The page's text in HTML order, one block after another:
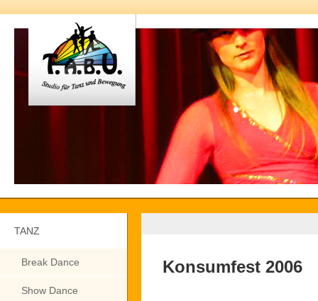
TANZ
Break Dance
Show Dance
Konsumfest 2006